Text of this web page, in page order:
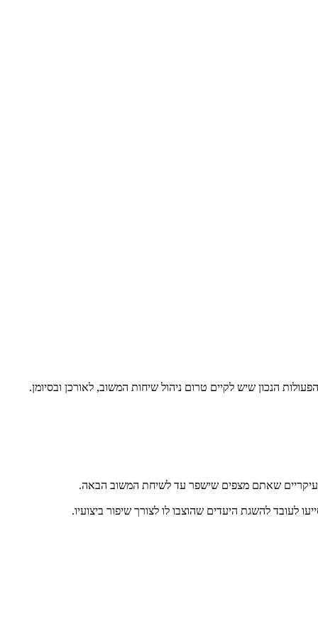
הנכון שיש לקיים טרום ניהול שיחות המשוב, לאורכן ובסיומן.
שאתם מצפים שישפר עד לשיחת המשוב הבאה.
לעובד להשגת היעדים שהוצבו לו לצורך שיפור ביצועיו.